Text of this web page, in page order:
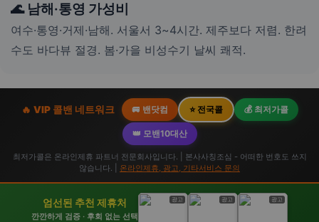
🌊 남해·통영 가성비
여수·통영·거제·남해. 서울서 3~4시간. 제주보다 저렴. 한려
수도 바다뷰 절경. 봄·가을 비성수기 날씨 쾌적.
🔥 VIP 콜밴 네트워크 🚐 밴닷컴 ⭐ 전국콜 💰 최저가콜
👑 모밴10대산
최저가콜은 온라인제휴 파트너 전문회사입니다. | 본사사칭조심 - 어떠한 번호도 쓰지
않습니다. | 온라인제휴, 광고, 기타서비스 문의
엄선된 추천 제휴처
깐깐하게 검증 · 후회 없는 선택
광고 광고 광고